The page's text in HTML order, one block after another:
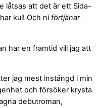
låtsas att det är ett Sida-
kul! Och ni förtjänar
har en framtid vill jag att
jag mest instängd i min
och försöker krysta
debutroman,